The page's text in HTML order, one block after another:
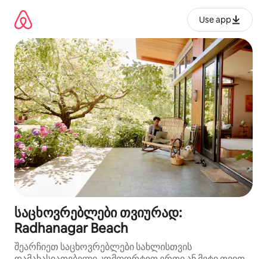
გადასვლა
Use app
საცხოვრებლები თვიურად:
Radhanagar Beach
შეარჩიეთ საცხოვრებლები სახლისთვის